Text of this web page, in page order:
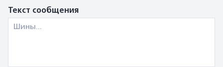
Текст сообщения